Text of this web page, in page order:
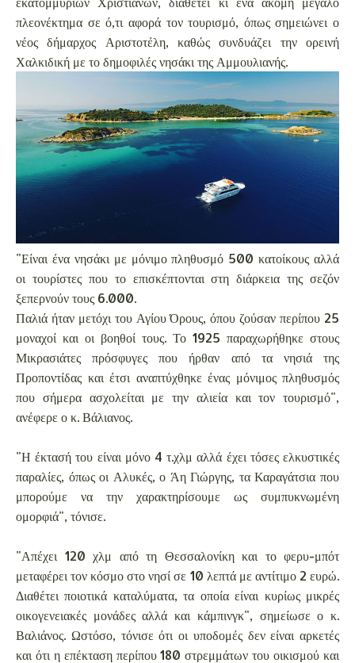
πλεονέκτημα σε ό,τι αφορά τον τουρισμό, όπως σημειώνει ο
νέος δήμαρχος Αριστοτέλη, καθώς συνδυάζει την ορεινή
Χαλκιδική με το δημοφιλές νησάκι της Αμμουλιανής.
"Είναι ένα νησάκι με μόνιμο πληθυσμό 500 κατοίκους αλλά
οι τουρίστες που το επισκέπτονται στη διάρκεια της σεζόν
ξεπερνούν τους 6.000.
Παλιά ήταν μετόχι του Αγίου Όρους, όπου ζούσαν περίπου 25
μοναχοί και οι βοηθοί τους. Το 1925 παραχωρήθηκε στους
Μικρασιάτες πρόσφυγες που ήρθαν από τα νησιά της
Προποντίδας και έτσι αναπτύχθηκε ένας μόνιμος πληθυσμός
που σήμερα ασχολείται με την αλιεία και τον τουρισμό",
ανέφερε ο κ. Βάλιανος.
"Η έκτασή του είναι μόνο 4 τ.χλμ αλλά έχει τόσες ελκυστικές
παραλίες, όπως οι Αλυκές, ο Άη Γιώργης, τα Καραγάτσια που
μπορούμε να την χαρακτηρίσουμε ως συμπυκνωμένη
ομορφιά", τόνισε.
"Απέχει 120 χλμ από τη Θεσσαλονίκη και το φερυ-μπότ
μεταφέρει τον κόσμο στο νησί σε 10 λεπτά με αντίτιμο 2 ευρώ.
Διαθέτει ποιοτικά καταλύματα, τα οποία είναι κυρίως μικρές
οικογενειακές μονάδες αλλά και κάμπινγκ", σημείωσε ο κ.
Βαλιάνος. Ωστόσο, τόνισε ότι οι υποδομές δεν είναι αρκετές
και ότι η επέκταση περίπου 180 στρεμμάτων του οικισμού και